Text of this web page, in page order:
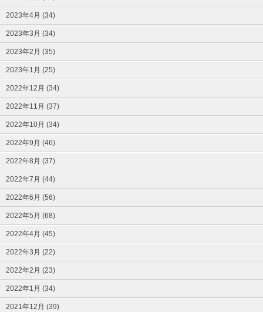
2023年4月 (34)
2023年3月 (34)
2023年2月 (35)
2023年1月 (25)
2022年12月 (34)
2022年11月 (37)
2022年10月 (34)
2022年9月 (46)
2022年8月 (37)
2022年7月 (44)
2022年6月 (56)
2022年5月 (68)
2022年4月 (45)
2022年3月 (22)
2022年2月 (23)
2022年1月 (34)
2021年12月 (39)